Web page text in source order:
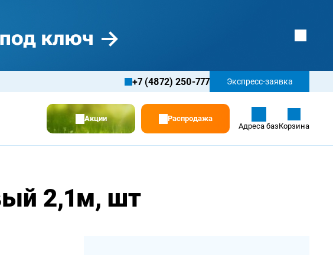
+7 (4872) 250-777 Экспресс-заявка
Акции
Распродажа
Адреса базКорзина
2,1м, шт